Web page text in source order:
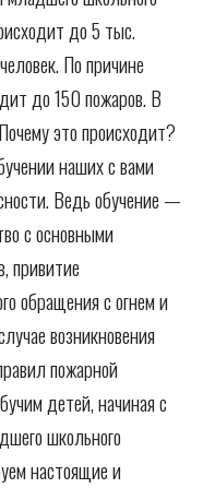
до 5 тыс.
По причине
до 150 пожаров. В
это происходит?
наших с вами
Ведь обучение —
с основными
привитие
обращения с огнем и
возникновения
пожарной
детей, начиная с
школьного
настоящие и